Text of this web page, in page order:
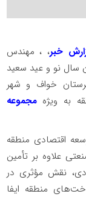
خبر، ، مهندس
سال نو و عید سعید
خواف و شهر
به ویژه مجموعه
اقتصادی منطقه
علاوه بر تأمین
نقش مؤثری در
منطقه ایفا